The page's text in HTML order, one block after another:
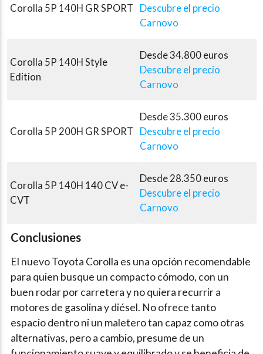
Corolla 5P 140H GR SPORT
Descubre el precio
Carnovo
Corolla 5P 140H Style
Edition
Desde 34.800 euros
Descubre el precio
Carnovo
Corolla 5P 200H GR SPORT
Desde35.300 euros
Descubre el precio
Carnovo
Corolla 5P 140H 140 CV e-
CVT
Desde 28.350 euros
Descubre el precio
Carnovo
Conclusiones
El nuevo Toyota Corolla es una opción recomendable
para quien busque un compacto cómodo, con un
buen rodar por carretera y no quiera recurrir a
motores de gasolina y diésel. No ofrece tanto
espacio dentro ni un maletero tan capaz como otras
alternativas, pero a cambio, presume de un